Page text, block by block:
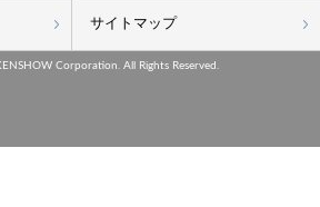
サイトマップ
Corporation. All Rights Reserved.